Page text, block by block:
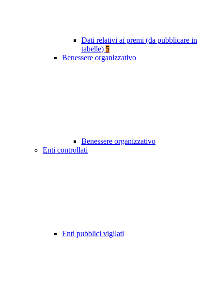
Dati relativi ai premi (da pubblicare in
tabelle) 5
Benessere organizzativo
Benessere organizzativo
Enti controllati
Enti pubblici vigilati